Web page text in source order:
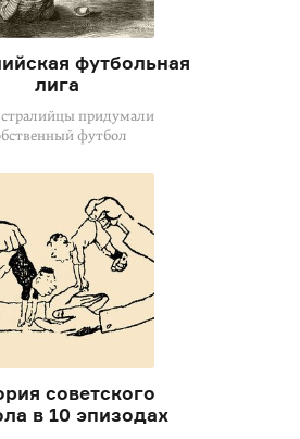
футбольная
лига
придумали
футбол
советского
в 10 эпизодах